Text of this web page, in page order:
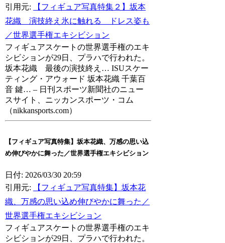
引用元:
【フィギュア写真特集２】坂本
花織 演技終え氷に触れる ドレス姿も
／世界選手権エキシビション
フィギュアスケートの世界選手権のエキ
シビションが29日、プラハで行われた。
坂本花織 最後の演技終え… ISUスケー
ティング・アウォード 坂本花織 千葉百
音 鍵… – 日刊スポーツ新聞社のニュー
スサイト、ニッカンスポーツ・コム
（nikkansports.com）
【フィギュア写真特集】坂本花織、万感の思い込
め伸びやかに舞った／世界選手権エキシビション
日付: 2026/03/30 20:59
引用元:
【フィギュア写真特集】坂本花
織、万感の思い込め伸びやかに舞った／
世界選手権エキシビション
フィギュアスケートの世界選手権のエキ
シビションが29日、プラハで行われた。